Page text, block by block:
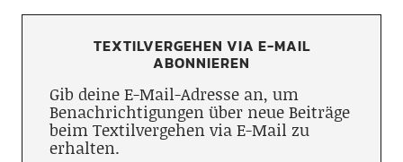
TEXTILVERGEHEN VIA E-MAIL
ABONNIEREN
Gib deine E-Mail-Adresse an, um
Benachrichtigungen über neue Beiträge
beim Textilvergehen via E-Mail zu
erhalten.